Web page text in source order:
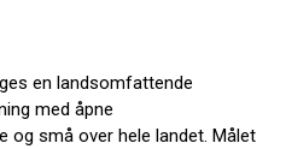
en landsomfattende
med åpne
små over hele landet. Målet